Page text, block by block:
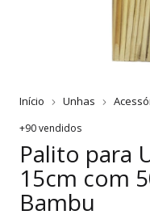
Início Unhas
+90 vendidos
Palito para
15cm com
Bambu